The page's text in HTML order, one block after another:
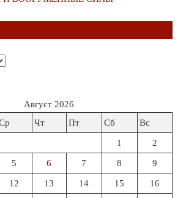
Август 2026
Чт Пт Сб Вс
1 2
5 6 7 8 9
12 13 14 15 16